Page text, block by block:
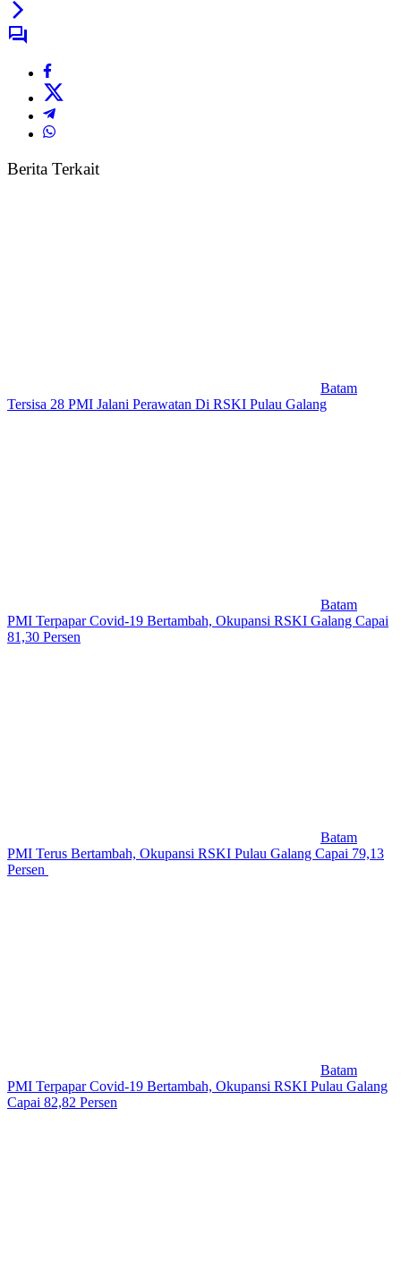
Berita Terkait
Batam
Tersisa 28 PMI Jalani Perawatan Di RSKI Pulau Galang
Batam
PMI Terpapar Covid-19 Bertambah, Okupansi RSKI Galang Capai
81,30 Persen
Batam
PMI Terus Bertambah, Okupansi RSKI Pulau Galang Capai 79,13
Persen
Batam
PMI Terpapar Covid-19 Bertambah, Okupansi RSKI Pulau Galang
Capai 82,82 Persen